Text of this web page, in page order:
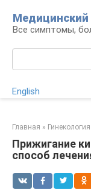
контенту
Медицинский
Все симптомы,
English
Главная » Гинекология
Прижигание
способ